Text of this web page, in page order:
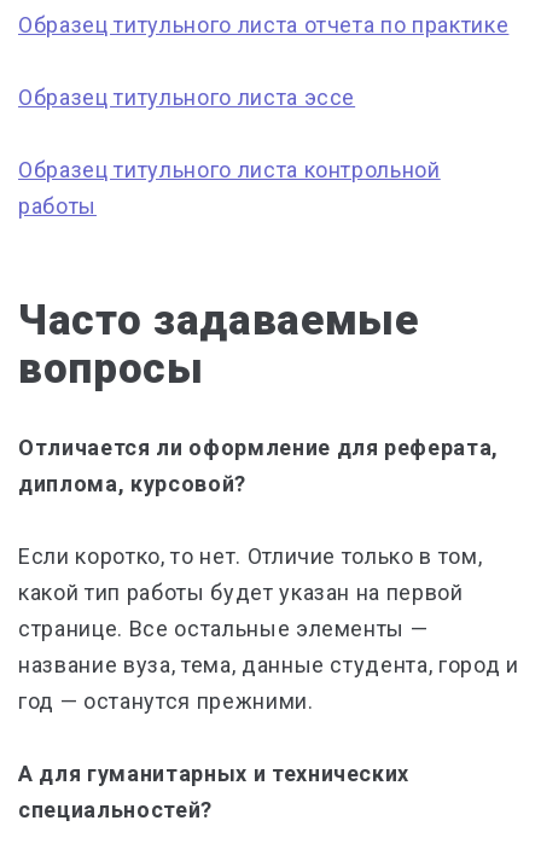
Образец титульного листа отчета по практике
Образец титульного листа эссе
Образец титульного листа контрольной
работы
Часто задаваемые
вопросы
Отличается ли оформление для реферата,
диплома, курсовой?
Если коротко, то нет. Отличие только в том,
какой тип работы будет указан на первой
странице. Все остальные элементы —
название вуза, тема, данные студента, город и
год — останутся прежними.
А для гуманитарных и технических
специальностей?